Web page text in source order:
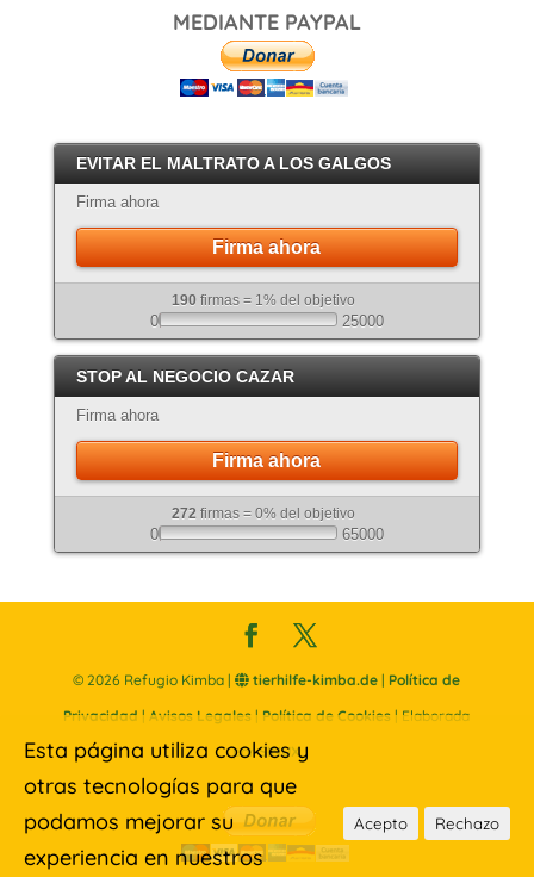
MEDIANTE PAYPAL
EVITAR EL MALTRATO A LOS GALGOS
Firma ahora
Firma ahora
190 firmas = 1% del objetivo
0 25000
STOP AL NEGOCIO CAZAR
Firma ahora
Firma ahora
272 firmas = 0% del objetivo
0 65000
©2026 Refugio Kimba | tierhilfe-kimba.de | Política de
Privacidad |Avisos Legales | Política de Cookies | Elaborada
porSINUX
Esta página utiliza cookies y
otras tecnologías para que
podamos mejorar su
experiencia en nuestros
Acepto Rechazo